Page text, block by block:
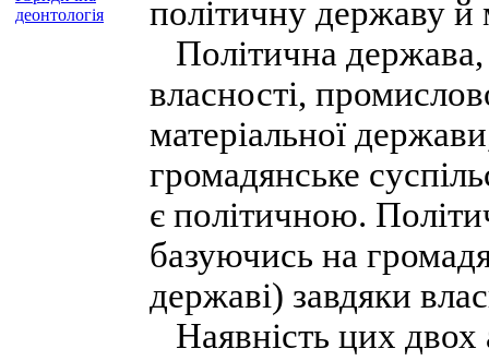
деонтологія
політичну державу й
Політична
власності,
матеріальної
громадянське
є політичною.
базуючись на
державі) завдяки
Наявність цих двох